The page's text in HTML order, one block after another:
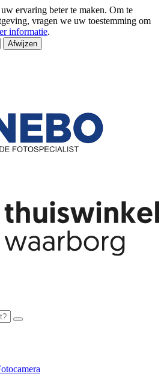
ervaring beter te maken. Om te
vragen we uw toestemming om
informatie.
Afwijzen